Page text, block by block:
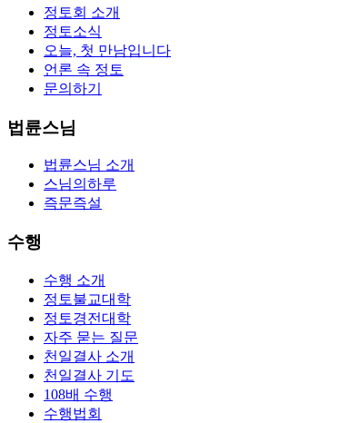
정토회 소개
정토소식
오늘, 첫 만남입니다
언론 속 정토
문의하기
법륜스님
법륜스님 소개
스님의하루
즉문즉설
수행
수행 소개
정토불교대학
정토경전대학
자주 묻는 질문
천일결사 소개
천일결사 기도
108배 수행
수행법회